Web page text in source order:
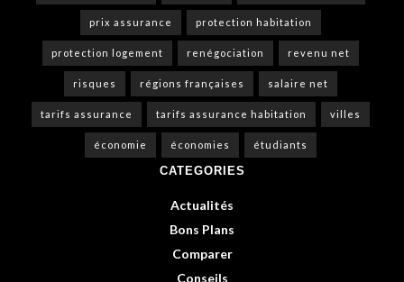
prix assurance protection habitation
protection logement renégociation revenu net
risques régions françaises salaire net
tarifs assurance tarifs assurance habitation villes
économie économies étudiants
CATEGORIES
Actualités
Bons Plans
Comparer
Conseils